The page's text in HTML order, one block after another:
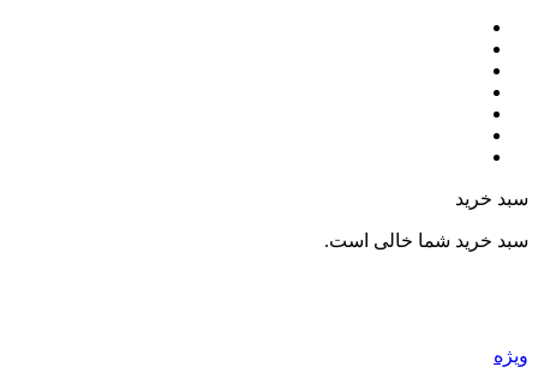
سبد خرید
سبد خرید شما خالی است.
ویژه